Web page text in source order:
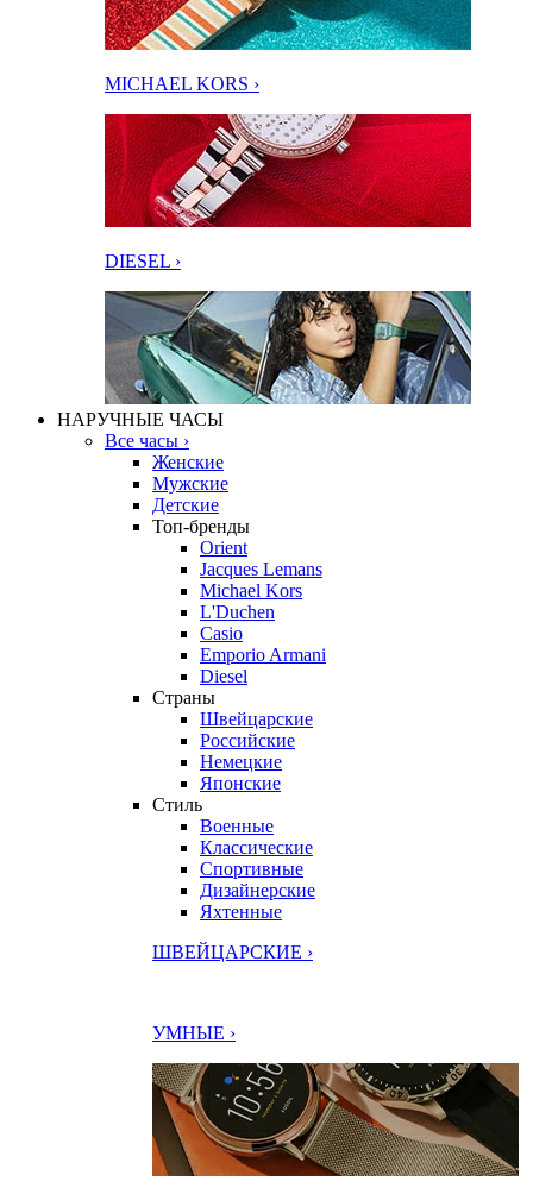
MICHAEL KORS ›
DIESEL ›
НАРУЧНЫЕ ЧАСЫ
Все часы ›
Женские
Мужские
Детские
Топ-бренды
Orient
Jacques Lemans
Michael Kors
L'Duchen
Casio
Emporio Armani
Diesel
Страны
Швейцарские
Российские
Немецкие
Японские
Стиль
Военные
Классические
Спортивные
Дизайнерские
Яхтенные
ШВЕЙЦАРСКИЕ ›
УМНЫЕ ›